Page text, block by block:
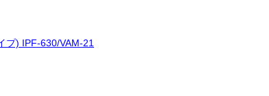
プ) IPF-630/VAM-21